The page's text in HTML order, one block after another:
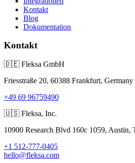
Kontakt
Blog
Dokumentation
Kontakt
🇩🇪 Fleksa GmbH
Friesstraße 20, 60388 Frankfurt, Germany
+49 69 96759490
🇺🇸 Fleksa, Inc.
10900 Research Blvd 160c 1059, Austin,
+1 512-777-0405
hello@fleksa.com